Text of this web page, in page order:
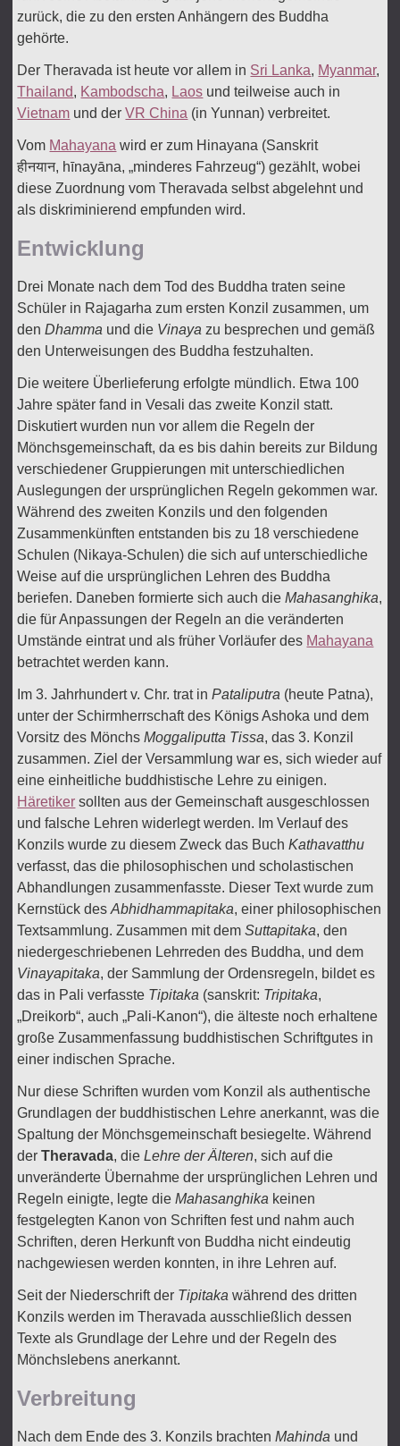
zurück, die zu den ersten Anhängern des Buddha
gehörte.
Der Theravada ist heute vor allem in Sri Lanka, Myanmar,
Thailand, Kambodscha, Laos und teilweise auch in
Vietnam und derVR China (in Yunnan) verbreitet.
Vom Mahayana wird er zum Hinayana (Sanskrit
हीनयान, hīnayāna, „minderes Fahrzeug“) gezählt, wobei
diese Zuordnung vom Theravada selbst abgelehnt und
als diskriminierend empfunden wird.
Entwicklung
Drei Monate nach dem Tod des Buddha traten seine
Schüler in Rajagarha zum ersten Konzil zusammen, um
denDhamma und die Vinaya zu besprechen und gemäß
den Unterweisungen des Buddha festzuhalten.
Die weitere Überlieferung erfolgte mündlich. Etwa 100
Jahre später fand in Vesali das zweite Konzil statt.
Diskutiert wurden nun vor allem die Regeln der
Mönchsgemeinschaft, da es bis dahin bereits zur Bildung
verschiedener Gruppierungen mit unterschiedlichen
Auslegungen der ursprünglichen Regeln gekommen war.
Während des zweiten Konzils und den folgenden
Zusammenkünften entstanden bis zu 18 verschiedene
Schulen (Nikaya-Schulen) die sich auf unterschiedliche
Weise auf die ursprünglichen Lehren des Buddha
beriefen. Daneben formierte sich auch dieMahasanghika,
die für Anpassungen der Regeln an die veränderten
Umstände eintrat und als früher Vorläufer des Mahayana
betrachtet werden kann.
Im 3. Jahrhundert v. Chr. trat inPataliputra (heute Patna),
unter der Schirmherrschaft des Königs Ashoka und dem
Vorsitz des MönchsMoggaliputta Tissa, das 3. Konzil
zusammen. Ziel der Versammlung war es, sich wieder auf
eine einheitliche buddhistische Lehre zu einigen.
Häretiker sollten aus der Gemeinschaft ausgeschlossen
und falsche Lehren widerlegt werden. Im Verlauf des
Konzils wurde zu diesem Zweck das BuchKathavatthu
verfasst, das die philosophischen und scholastischen
Abhandlungen zusammenfasste. Dieser Text wurde zum
Kernstück desAbhidhammapitaka, einer philosophischen
Textsammlung. Zusammen mit demSuttapitaka, den
niedergeschriebenen Lehrreden des Buddha, und dem
Vinayapitaka, der Sammlung der Ordensregeln, bildet es
das in Pali verfasste Tipitaka (sanskrit: Tripitaka,
„Dreikorb“, auch „Pali-Kanon“), die älteste noch erhaltene
große Zusammenfassung buddhistischen Schriftgutes in
einer indischen Sprache.
Nur diese Schriften wurden vom Konzil als authentische
Grundlagen der buddhistischen Lehre anerkannt, was die
Spaltung der Mönchsgemeinschaft besiegelte. Während
derTheravada, dieLehre der Älteren, sich auf die
unveränderte Übernahme der ursprünglichen Lehren und
Regeln einigte, legte dieMahasanghika keinen
festgelegten Kanon von Schriften fest und nahm auch
Schriften, deren Herkunft von Buddha nicht eindeutig
nachgewiesen werden konnten, in ihre Lehren auf.
Seit der Niederschrift der Tipitaka während des dritten
Konzils werden im Theravada ausschließlich dessen
Texte als Grundlage der Lehre und der Regeln des
Mönchslebens anerkannt.
Verbreitung
Nach dem Ende des 3. Konzils brachtenMahinda und